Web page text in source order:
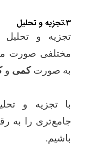
3.تجزیه و تحلیل
تجزیه و
مختلفی صورت
به صورتکمی و
با تجزیه و
جامع‌تری را به
باشیم.